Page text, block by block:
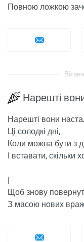
Повною ложкою
Нарешті
Нарешті вони
Ці солодкі дні,
Коли можна бути з
І вставати, скільки
|
Щоб знову
З масою нових